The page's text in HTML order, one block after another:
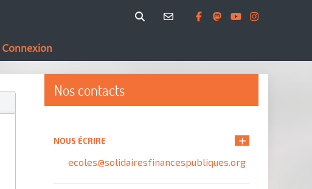
Connexion
Nos contacts
NOUS ÉCRIRE
ecoles@solidairesfinancespubliques.org